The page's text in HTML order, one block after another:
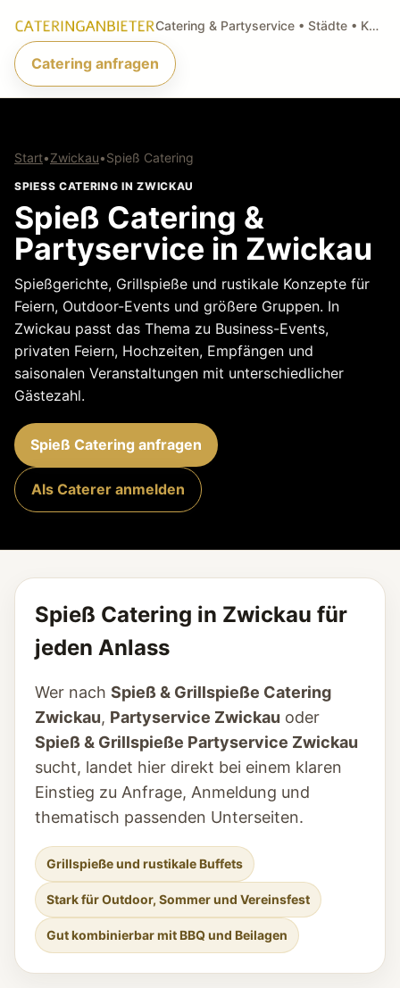
Catering & Partyservice • Städte • Küchenarten • Anfragen
Catering anfragen
Start•Zwickau•Spieß Catering
SPIESS CATERING IN ZWICKAU
Spieß Catering &
Partyservice in Zwickau
Spießgerichte, Grillspieße und rustikale Konzepte für
Feiern, Outdoor-Events und größere Gruppen. In
Zwickau passt das Thema zu Business-Events,
privaten Feiern, Hochzeiten, Empfängen und
saisonalen Veranstaltungen mit unterschiedlicher
Gästezahl.
Spieß Catering anfragen
Als Caterer anmelden
Spieß Catering in Zwickau für
jeden Anlass
Wer nach Spieß & Grillspieße Catering
Zwickau, Partyservice Zwickau oder
Spieß & Grillspieße Partyservice Zwickau
sucht, landet hier direkt bei einem klaren
Einstieg zu Anfrage, Anmeldung und
thematisch passenden Unterseiten.
Grillspieße und rustikale Buffets
Stark für Outdoor, Sommer und Vereinsfest
Gut kombinierbar mit BBQ und Beilagen